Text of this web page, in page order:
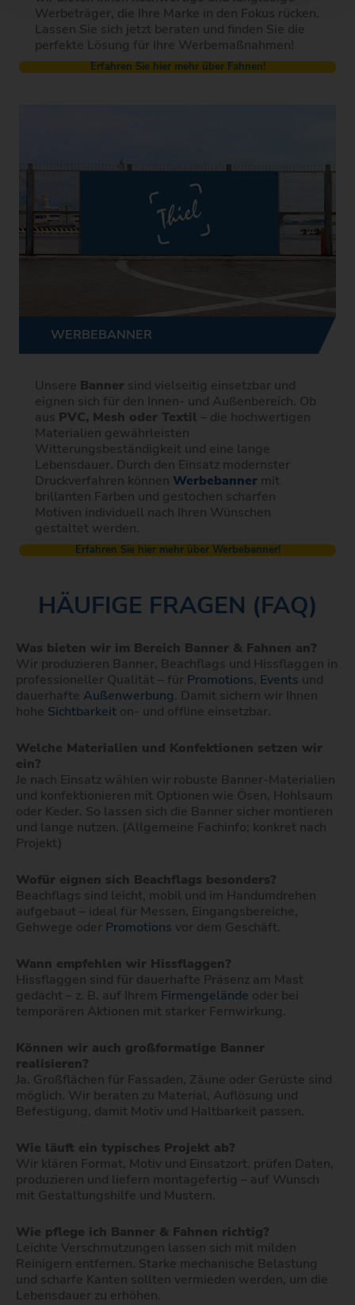
Werbeträger, die Ihre Marke in den Fokus rücken.
Lassen Sie sich jetzt beraten und finden Sie die
perfekte Lösung für Ihre Werbemaßnahmen!
Erfahren Sie hier mehr über Fahnen!
WERBEBANNER
Unsere Banner sind vielseitig einsetzbar und
eignen sich für den Innen- und Außenbereich. Ob
aus PVC, Mesh oder Textil – die hochwertigen
Materialien gewährleisten
Witterungsbeständigkeit und eine lange
Lebensdauer. Durch den Einsatz modernster
Druckverfahren können Werbebanner mit
brillanten Farben und gestochen scharfen
Motiven individuell nach Ihren Wünschen
gestaltet werden.
Erfahren Sie hier mehr über Werbebanner!
HÄUFIGE FRAGEN (FAQ)
Was bieten wir im Bereich Banner & Fahnen an?
Wir produzieren Banner, Beachflags und Hissflaggen in
professioneller Qualität – für Promotions, Events und
dauerhafte Außenwerbung. Damit sichern wir Ihnen
hohe Sichtbarkeit on- und offline einsetzbar.
Welche Materialien und Konfektionen setzen wir
ein?
Je nach Einsatz wählen wir robuste Banner-Materialien
und konfektionieren mit Optionen wie Ösen, Hohlsaum
oder Keder. So lassen sich die Banner sicher montieren
und lange nutzen. (Allgemeine Fachinfo; konkret nach
Projekt)
Wofür eignen sich Beachflags besonders?
Beachflags sind leicht, mobil und im Handumdrehen
aufgebaut – ideal für Messen, Eingangsbereiche,
Gehwege oder Promotions vor dem Geschäft.
Wann empfehlen wir Hissflaggen?
Hissflaggen sind für dauerhafte Präsenz am Mast
gedacht – z. B. auf Ihrem Firmengelände oder bei
temporären Aktionen mit starker Fernwirkung.
Können wir auch großformatige Banner
realisieren?
Ja. Großflächen für Fassaden, Zäune oder Gerüste sind
möglich. Wir beraten zu Material, Auflösung und
Befestigung, damit Motiv und Haltbarkeit passen.
Wie läuft ein typisches Projekt ab?
Wir klären Format, Motiv und Einsatzort, prüfen Daten,
produzieren und liefern montagefertig – auf Wunsch
mit Gestaltungshilfe und Mustern.
Wie pflege ich Banner & Fahnen richtig?
Leichte Verschmutzungen lassen sich mit milden
Reinigern entfernen. Starke mechanische Belastung
und scharfe Kanten sollten vermieden werden, um die
Lebensdauer zu erhöhen.